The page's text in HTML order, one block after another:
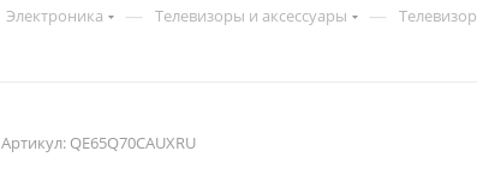
Электроника — Телевизоры и аксессуары —
Артикул: QE65Q70CAUXRU